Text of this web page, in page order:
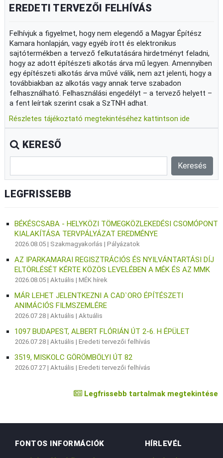
EREDETI TERVEZŐI FELHÍVÁS
Felhívjuk a figyelmet, hogy nem elegendő a Magyar Építész
Kamara honlapján, vagy egyéb írott és elektronikus
sajtótermékben a tervező felkutatására hirdetményt feladni,
hogy az adott építészeti alkotás árva mű legyen. Amennyiben
egy építészeti alkotás árva művé válik, nem azt jelenti, hogy a
továbbiakban az alkotás vagy annak terve szabadon
felhasználható. Felhasználási engedélyt – a tervező helyett –
a fent leírtak szerint csak a SzTNH adhat.
Részletes tájékoztató megtekintéséhez kattintson ide
KERESŐ
LEGFRISSEBB
BÉKÉSCSABA - HELYKÖZI TÖMEGKÖZLEKEDÉSI CSOMÓPONT
KIALAKÍTÁSA TERVPÁLYÁZAT EREDMÉNYE
2026.08.05 | Szakmagyakorlás |Pályázatok
AZ IPARKAMARAI REGISZTRÁCIÓS ÉS NYILVÁNTARTÁSI DÍJ
ELTÖRLÉSÉT KÉRTE KÖZÖS LEVELÉBEN A MÉK ÉS AZ MMK
2026.08.05 |Aktuális |MÉK hírek
MÁR LEHET JELENTKEZNI A CAD`ORO ÉPÍTÉSZETI
ANIMÁCIÓS FILMSZEMLÉRE
2026.07.28 |Aktuális |Aktuális
1097 BUDAPEST, ALBERT FLÓRIÁN ÚT 2-6. H ÉPÜLET
2026.07.28 |Aktuális |Eredeti tervezői felhívás
3519, MISKOLC GÖRÖMBÖLYI ÚT 82
2026.07.27 |Aktuális |Eredeti tervezői felhívás
Legfrissebb tartalmak megtekintése
FONTOS INFORMÁCIÓK HÍRLEVÉL